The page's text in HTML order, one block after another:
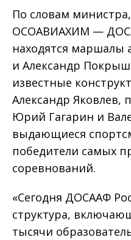
По словам
ОСОАВИАХИМ —
находятся маршалы
и Александр
известные
Александр Яковлев,
Юрий Гагарин и
выдающиеся
победители самых
соревнований.
«Сегодня ДОСААФ
структура,
тысячи